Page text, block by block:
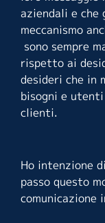
aziendali e che
meccanismo
sono sempre
rispetto ai
desideri che in
bisogni e
clienti.
Ho intenzione
passo questo
comunicazione